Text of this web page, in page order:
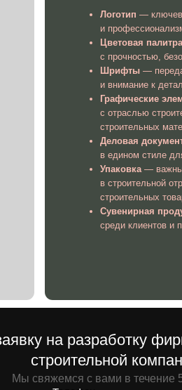
— важный элемент,
в строительной отрасли, может
строительных товаров или услуг.
Сувенирная продукция —
среди клиентов и партнёров.
на разработку фирменного
компании
с вами в течение 5 минут.